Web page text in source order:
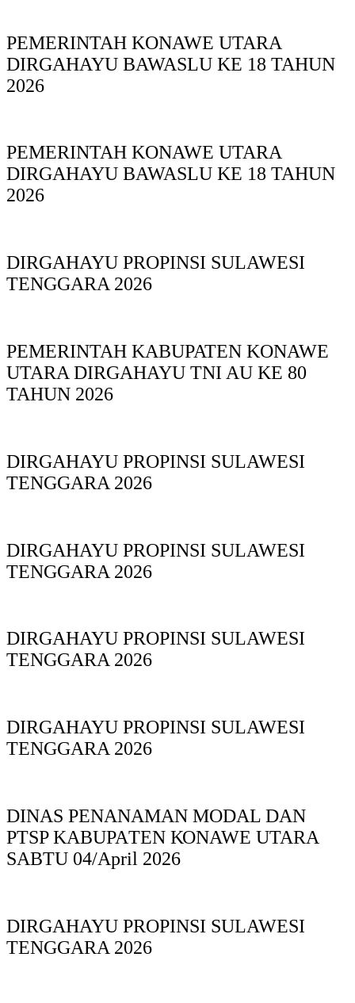
PEMERINTAH KONAWE UTARA
DIRGAHAYU BAWASLU KE 18 TAHUN
2026
PEMERINTAH KONAWE UTARA
DIRGAHAYU BAWASLU KE 18 TAHUN
2026
DIRGAHAYU PROPINSI SULAWESI
TENGGARA 2026
PEMERINTAH KABUPATEN KONAWE
UTARA DIRGAHAYU TNI AU KE 80
TAHUN 2026
DIRGAHAYU PROPINSI SULAWESI
TENGGARA 2026
DIRGAHAYU PROPINSI SULAWESI
TENGGARA 2026
DIRGAHAYU PROPINSI SULAWESI
TENGGARA 2026
DIRGAHAYU PROPINSI SULAWESI
TENGGARA 2026
DINAS PΕΝΑΝΑΜAN MODAL DAN
PTSP KABUPAΤΕΝ ΚΟNAWE UTARA
SABTU 04/April 2026
DIRGAHAYU PROPINSI SULAWESI
TENGGARA 2026